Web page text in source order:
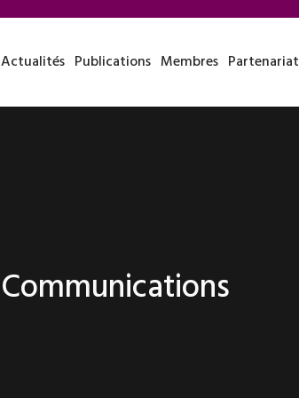
Actualités Publications Membres Partenariat
Communications